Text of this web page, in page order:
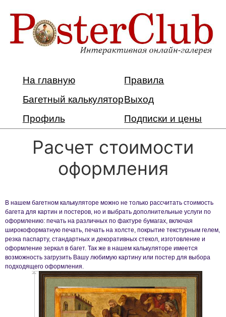
На главную
Правила
Багетный калькуляторВыход
Профиль
Подписки и цены
Расчет стоимости
оформления
В нашем багетном калькуляторе можно не только рассчитать стоимость
багета для картин и постеров, но и выбрать дополнительные услуги по
оформлению: печать на различных по фактуре бумагах, включая
широкоформатную печать, печать на холсте, покрытие текстурным гелем,
резка паспарту, стандартных и декоративных стекол, изготовление и
оформление зеркал в багет. Так же в нашем калькуляторе имеется
возможность загрузить Вашу любимую картину или постер для выбора
подходящего оформления.